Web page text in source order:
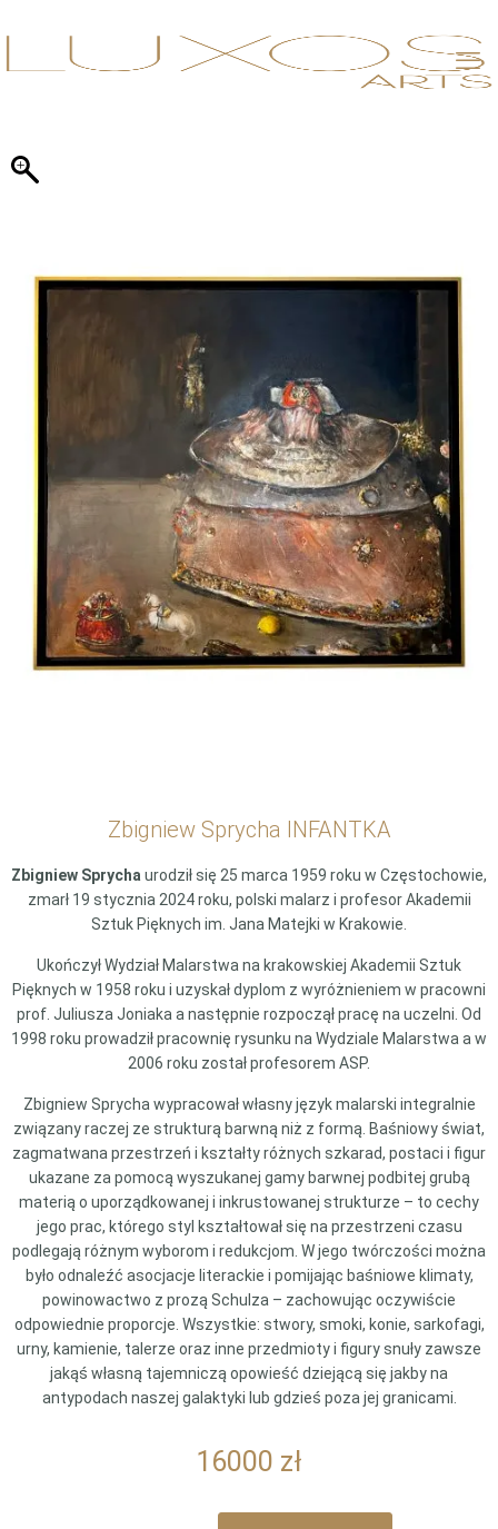
Zbigniew Sprycha INFANTKA
Zbigniew Sprycha urodził się 25 marca 1959 roku w Częstochowie,
zmarł 19 stycznia 2024 roku, polski malarz i profesor Akademii
Sztuk Pięknych im. Jana Matejki w Krakowie.
Ukończył Wydział Malarstwa na krakowskiej Akademii Sztuk
Pięknych w 1958 roku i uzyskał dyplom z wyróżnieniem w pracowni
prof. Juliusza Joniaka a następnie rozpoczął pracę na uczelni. Od
1998 roku prowadził pracownię rysunku na Wydziale Malarstwa a w
2006 roku został profesorem ASP.
Zbigniew Sprycha wypracował własny język malarski integralnie
związany raczej ze strukturą barwną niż z formą. Baśniowy świat,
zagmatwana przestrzeń i kształty różnych szkarad, postaci i figur
ukazane za pomocą wyszukanej gamy barwnej podbitej grubą
materią o uporządkowanej i inkrustowanej strukturze – to cechy
jego prac, którego styl kształtował się na przestrzeni czasu
podlegają różnym wyborom i redukcjom. W jego twórczości można
było odnaleźć asocjacje literackie i pomijając baśniowe klimaty,
powinowactwo z prozą Schulza – zachowując oczywiście
odpowiednie proporcje. Wszystkie: stwory, smoki, konie, sarkofagi,
urny, kamienie, talerze oraz inne przedmioty i figury snuły zawsze
jakąś własną tajemniczą opowieść dziejącą się jakby na
antypodach naszej galaktyki lub gdzieś poza jej granicami.
16000 zł